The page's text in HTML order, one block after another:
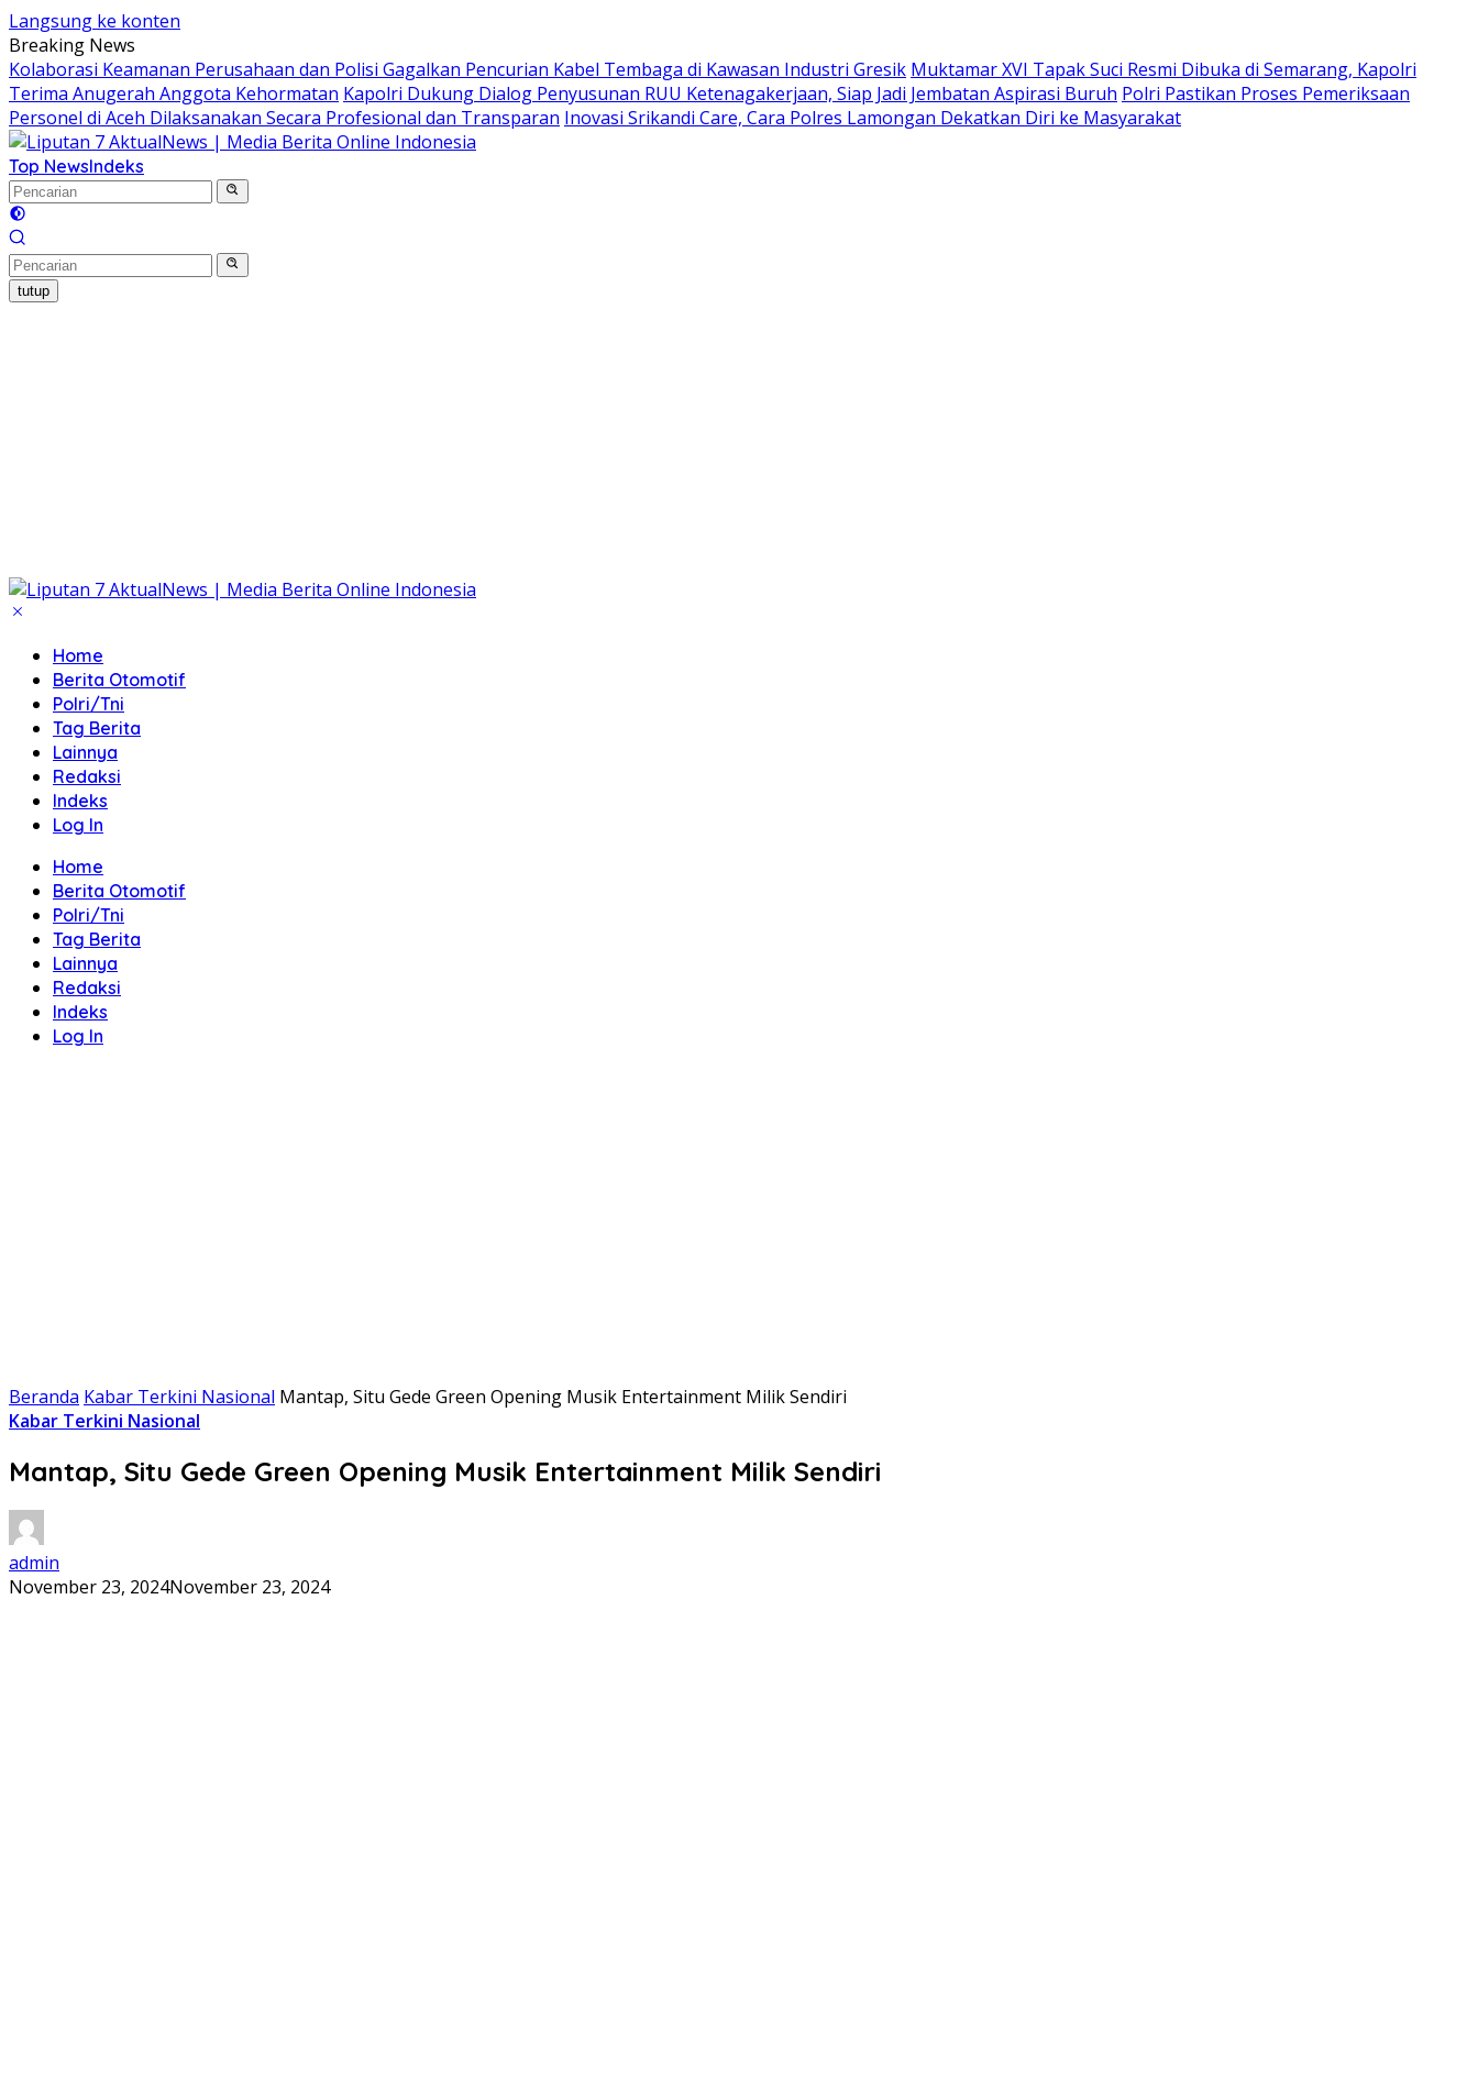
Langsung ke konten
Breaking News
Kolaborasi Keamanan Perusahaan dan Polisi Gagalkan Pencurian Kabel Tembaga di Kawasan Industri Gresik Muktamar XVI Tapak Suci Resmi Dibuka di Semarang, Kapolri
Terima Anugerah Anggota Kehormatan Kapolri Dukung Dialog Penyusunan RUU Ketenagakerjaan, Siap Jadi Jembatan Aspirasi Buruh Polri Pastikan Proses Pemeriksaan
Personel di Aceh Dilaksanakan Secara Profesional dan Transparan Inovasi Srikandi Care, Cara Polres Lamongan Dekatkan Diri ke Masyarakat
Top NewsIndeks
tutup
Home
Berita Otomotif
Polri/Tni
Tag Berita
Lainnya
Redaksi
Indeks
Log In
Home
Berita Otomotif
Polri/Tni
Tag Berita
Lainnya
Redaksi
Indeks
Log In
Beranda Kabar Terkini Nasional Mantap, Situ Gede Green Opening Musik Entertainment Milik Sendiri
Kabar Terkini Nasional
Mantap, Situ Gede Green Opening Musik Entertainment Milik Sendiri
admin
November 23, 2024November 23, 2024